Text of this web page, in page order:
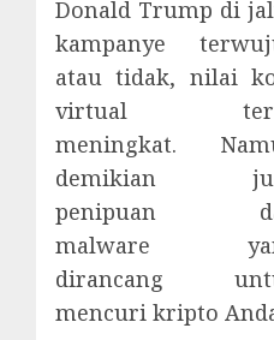
Donald Trump di
kampanye
atau tidak, nilai
virtual
meningkat.
demikian
penipuan
malware
dirancang
mencuri kripto